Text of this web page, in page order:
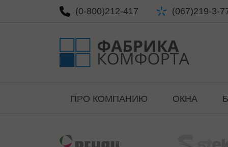
(0-800)212-417 (067)219-3-
ПРО КОМПАНИЮ ОКНА